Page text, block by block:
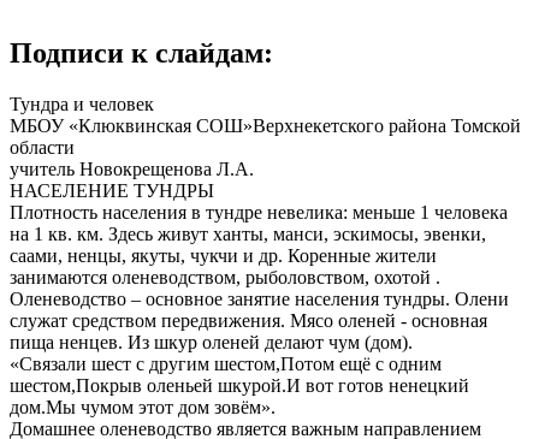
Подписи к слайдам:
Тундра и человек
МБОУ «Клюквинская СОШ»Верхнекетского района Томской
области
учитель Новокрещенова Л.А.
НАСЕЛЕНИЕ ТУНДРЫ
Плотность населения в тундре невелика: меньше 1 человека
на 1 кв. км. Здесь живут ханты, манси, эскимосы, эвенки,
саами, ненцы, якуты, чукчи и др. Коренные жители
занимаются оленеводством, рыболовством, охотой .
Оленеводство – основное занятие населения тундры. Олени
служат средством передвижения. Мясо оленей - основная
пища ненцев. Из шкур оленей делают чум (дом).
«Связали шест с другим шестом,Потом ещё с одним
шестом,Покрыв оленьей шкурой.И вот готов ненецкий
дом.Мы чумом этот дом зовём».
Домашнее оленеводство является важным направлением